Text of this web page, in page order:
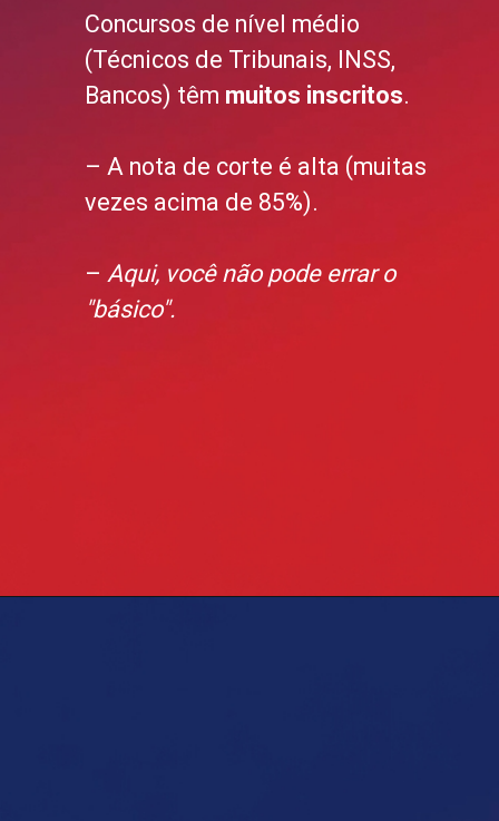
Concursos de nível médio
(Técnicos de Tribunais, INSS,
Bancos) têm muitos inscritos.
– A nota de corte é alta (muitas
vezes acima de 85%).
–Aqui, você não pode errar o
"básico".